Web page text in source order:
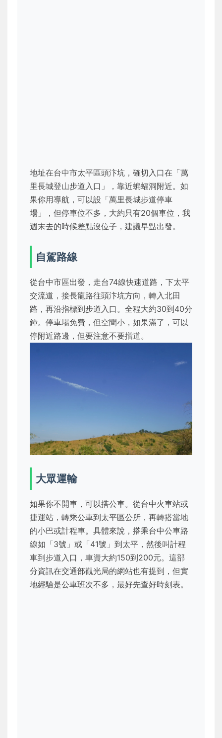
地址在台中市太平區頭汴坑，確切入口在「萬
里長城登山步道入口」，靠近蝙蝠洞附近。如
果你用導航，可以設「萬里長城步道停車
場」，但停車位不多，大約只有20個車位，我
週末去的時候差點沒位子，建議早點出發。
自駕路線
從台中市區出發，走台74線快速道路，下太平
交流道，接長龍路往頭汴坑方向，轉入北田
路，再沿指標到步道入口。全程大約30到40分
鐘。停車場免費，但空間小，如果滿了，可以
停附近路邊，但要注意不要擋道。
大眾運輸
如果你不開車，可以搭公車。從台中火車站或
捷運站，轉乘公車到太平區公所，再轉搭當地
的小巴或計程車。具體來說，搭乘台中公車路
線如「3號」或「41號」到太平，然後叫計程
車到步道入口，車資大約150到200元。這部
分資訊在交通部觀光局的網站也有提到，但實
地經驗是公車班次不多，最好先查好時刻表。